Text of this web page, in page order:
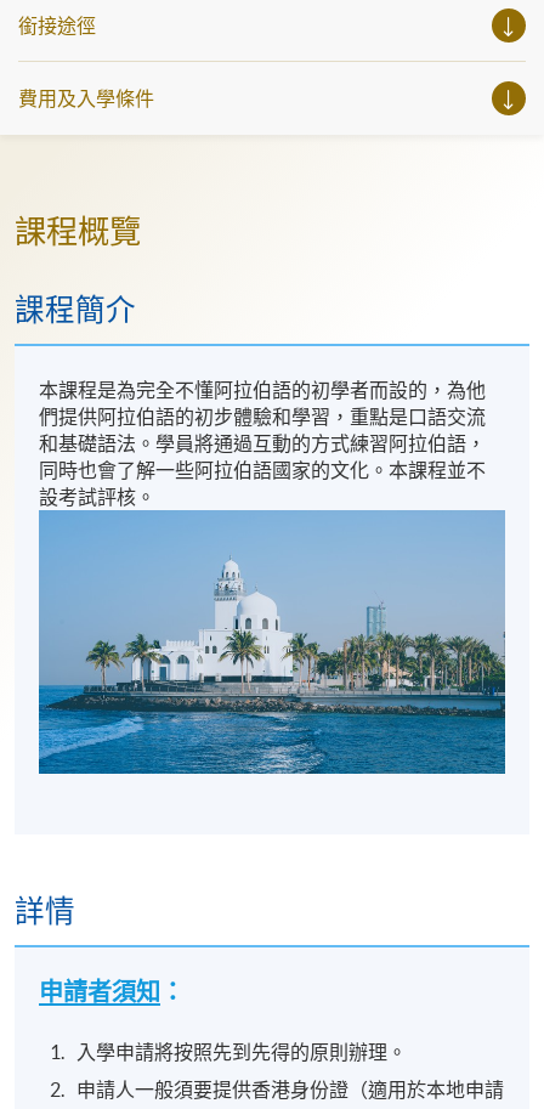
銜接途徑
費用及入學條件
課程概覽
課程簡介
本課程是為完全不懂阿拉伯語的初學者而設的，為他
們提供阿拉伯語的初步體驗和學習，重點是口語交流
和基礎語法。學員將通過互動的方式練習阿拉伯語，
同時也會了解一些阿拉伯語國家的文化。本課程並不
設考試評核。
詳情
申請者須知 ：
入學申請將按照先到先得的原則辦理。
申請人一般須要提供香港身份證（適用於本地申請